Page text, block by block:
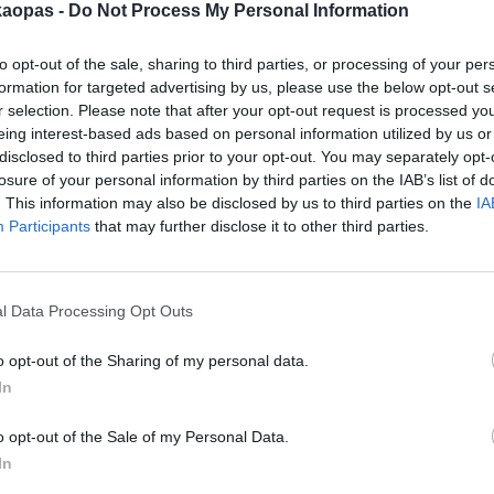
- Do Not Process My Personal Information
opt-out of the sale, sharing to third parties, or processing of your
for targeted advertising by us, please use the below opt-out
selection. Please note that after your opt-out request is processed
interest-based ads based on personal information utilized by us
to third parties prior to your opt-out. You may separately
of your personal information by third parties on the IAB’s list of
This information may also be disclosed by us to third parties on the
Participants that may further disclose it to other third parties.
Data Processing Opt Outs
opt-out of the Sharing of my personal data.
opt-out of the Sale of my Personal Data.
Milanossa on monipuolisia ja laadukkaita museoita. Osa
museoista keskittyy italialaiseen maalaustaiteeseeen,
mutta täällä on myös esimerkiksi Leonardo da Vincin
keksintöjä esittelevä museo ja arkeologinen museo. Taide
hintataso